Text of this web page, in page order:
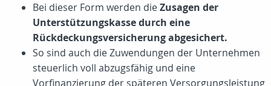
Bei dieser Form werden dieZusagen der
Unterstützungskasse durch eine
Rückdeckungsversicherung abgesichert.
So sind auch die Zuwendungen der Unternehmen
steuerlich voll abzugsfähig und eine
Vorfinanzierung der späteren Versorgungsleistung